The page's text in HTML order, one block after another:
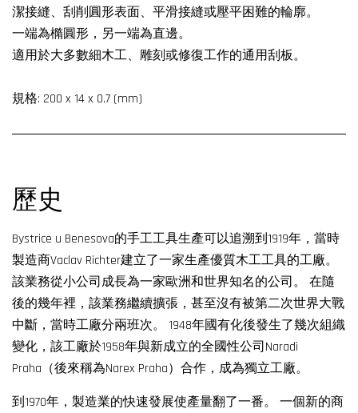
潔接縫、刮削圓形表面、平滑接縫或壓平困難的輪廓。
一端為橢圓形，另一端為直邊。
適用於大多數細木工、雕刻或修復工作的通用刮板。
規格: 200 x 14 x 0.7 (mm)
歷史
Bystrice u Benesova的手工工具生產可以追溯到1919年，當時
製造商Vaclav Richter建立了一家生產優質木工工具的工廠。
該業務從小公司成長為一家歐洲和世界知名的公司。 在隨
後的幾年裡，該業務繼續擴張，甚至沒有被第二次世界大戰
中斷，當時工廠分兩班次。 1948年國有化後發生了幾次組織
變化，該工廠於1958年與新成立的全國性公司Naradi
Praha（後來稱為Narex Praha）合作，成為獨立工廠。
到1970年，製造業的快速發展使產量翻了一番。 一個新的商